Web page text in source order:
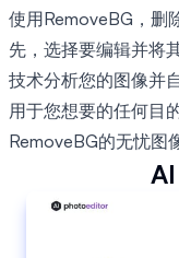
使用RemoveBG，删
先，选择要编辑并将
技术分析您的图像并
用于您想要的任何目
RemoveBG的无忧图